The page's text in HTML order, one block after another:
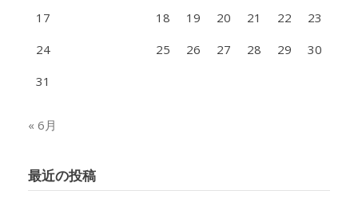
17
18 19 20 21 22
23
24
25 26 27 28 29
30
31
« 6月
最近の投稿